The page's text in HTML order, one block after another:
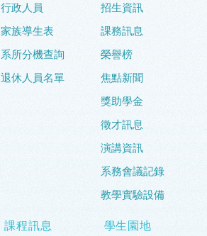
行政人員
家族導生表
系所分機查詢
退休人員名單
招生資訊
課務訊息
榮譽榜
焦點新聞
獎助學金
徵才訊息
演講資訊
系務會議記錄
教學實驗設備
課程訊息 學生園地